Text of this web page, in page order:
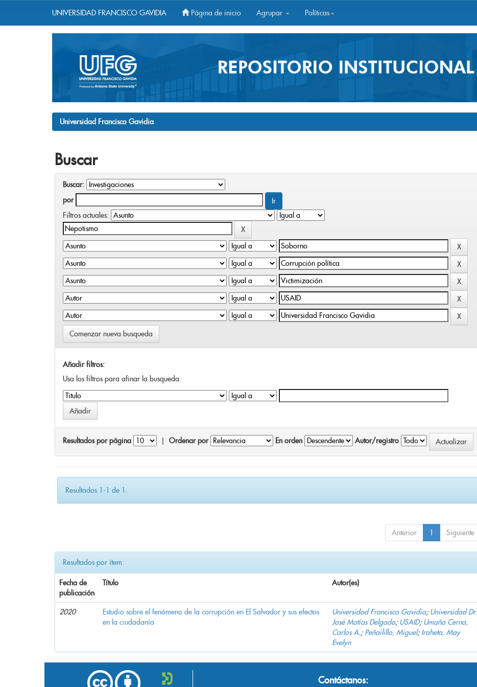
UNIVERSIDAD FRANCISCO GAVIDIA Página de inicio Agrupar Políticas
Universidad Francisco Gavidia
Buscar
Buscar:
por
Filtros actuales:
Comenzar nueva busqueda
Añadir filtros:
Usa los filtros para afinar la busqueda.
Resultados por página Ordenar por En orden Autor/registro
Resultados 1-1 de 1.
Anterior 1 Siguiente
Resultados por ítem:
Fecha de
publicación
Título Autor(es)
2020
Estudio sobre el fenómeno de la corrupción en El Salvador y sus efectos
en la ciudadanía
Universidad Francisco Gavidia; Universidad Dr.
José Matías Delgado; USAID; Umaña Cerna,
Carlos A.; Peñailillo, Miguel; Iraheta, May
Evelyn
Contáctanos: